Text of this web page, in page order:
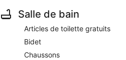
Salle de bain
Articles de toilette gratuits
Bidet
Chaussons